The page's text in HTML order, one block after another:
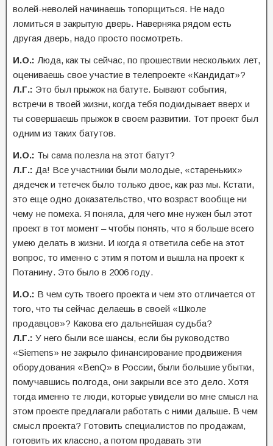
волей-неволей начинаешь топорщиться. Не надо
ломиться в закрытую дверь. Наверняка рядом есть
другая дверь, надо просто посмотреть.
И.О.: Люда, как ты сейчас, по прошествии нескольких лет,
оцениваешь свое участие в телепроекте «Кандидат»?
Л.Г.: Это был прыжок на батуте. Бывают события,
встречи в твоей жизни, когда тебя подкидывает вверх и
ты совершаешь прыжок в своем развитии. Тот проект был
одним из таких батутов.
И.О.: Ты сама полезла на этот батут?
Л.Г.: Да! Все участники были молодые, «стареньких»
дядечек и тетечек было только двое, как раз мы. Кстати,
это еще одно доказательство, что возраст вообще ни
чему не помеха. Я поняла, для чего мне нужен был этот
проект в тот момент – чтобы понять, что я больше всего
умею делать в жизни. И когда я ответила себе на этот
вопрос, то именно с этим я потом и вышла на проект к
Потанину. Это было в 2006 году.
И.О.: В чем суть твоего проекта и чем это отличается от
того, что ты сейчас делаешь в своей «Школе
продавцов»? Какова его дальнейшая судьба?
Л.Г.: У него были все шансы, если бы руководство
«Siеmens» не закрыло финансирование продвижения
оборудования «BenQ» в России, были большие убытки,
помучавшись полгода, они закрыли все это дело. Хотя
тогда именно те люди, которые увидели во мне смысл на
этом проекте предлагали работать с ними дальше. В чем
смысл проекта? Готовить специалистов по продажам,
готовить их классно, а потом продавать эти